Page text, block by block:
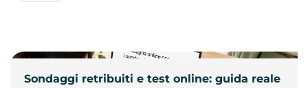
Sondaggi retribuiti e test online: guida reale